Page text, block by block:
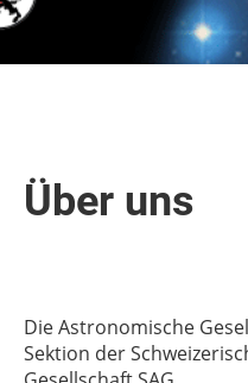
Über uns
Die Astronomische
Sektion der